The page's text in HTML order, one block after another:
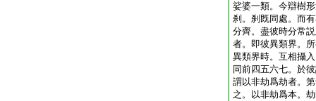
娑婆一類。今辯樹
刹。刹既同處。而
分齊。盡彼時分常
者。即彼異類界。
異類界時。互相攝
同前四五六七。於
謂以非劫爲劫者。
之。以非劫爲本。